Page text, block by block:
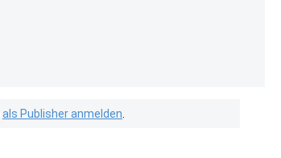
als Publisher anmelden